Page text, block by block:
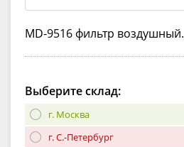
MD-9516 фильтр воздушный.
Выберите склад:
г. Москва
г. С.-Петербург